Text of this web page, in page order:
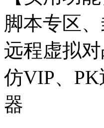
脚本专区
远程虚拟
仿VIP、
器